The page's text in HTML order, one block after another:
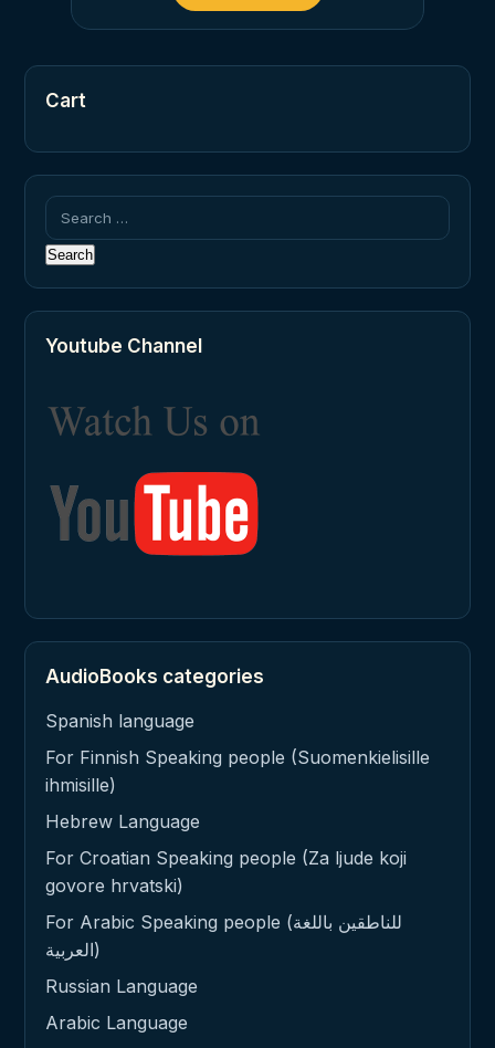
Cart
Search
for:
Youtube Channel
AudioBooks categories
Spanish language
For Finnish Speaking people (Suomenkielisille
ihmisille)
Hebrew Language
For Croatian Speaking people (Za ljude koji
govore hrvatski)
For Arabic Speaking people (للناطقين باللغة
العربية)
Russian Language
Arabic Language